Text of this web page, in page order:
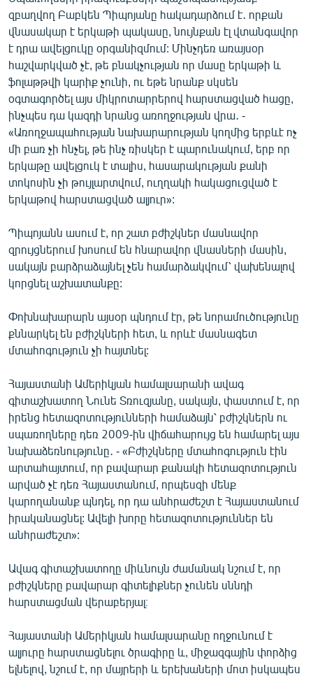
զբաղվող Բաբկեն Պիպոյանը հակադարձում է․ որքան
վնասակար է երկաթի պակասը, նույնքան էլ վտանգավոր
է դրա ավելցուկը օրգանիզմում: Մինչդեռ առայսօր
հաշվարկված չէ, թե բնակչության որ մասը երկաթի և
ֆոլաթթվի կարիք չունի, ու եթե նրանք սկսեն
օգտագործել այս միկրոտարրերով հարստացված հացը,
ինչպես դա կազդի նրանց առողջության վրա․ -
«Առողջապահության նախարարության կողմից երբևէ ոչ
մի բառ չի հնչել, թե ինչ ռիսկեր է պարունակում, երբ որ
երկաթը ավելցուկ է տալիս, հասարակության քանի
տոկոսին չի թույլարտվում, ուղղակի հակացուցված է
երկաթով հարստացված ալյուր»:
Պիպոյանն ասում է, որ շատ բժիշկներ մասնավոր
զրույցներում խոսում են հնարավոր վնասների մասին,
սակայն բարձրաձայնել չեն համարձակվում՝ վախենալով
կորցնել աշխատանքը:
Փոխնախարարն այսօր պնդում էր, թե նորամուծությունը
քննարկել են բժիշկների հետ, և որևէ մասնագետ
մտահոգություն չի հայտնել:
Հայաստանի Ամերիկյան համալսարանի ավագ
գիտաշխատող Նունե Տռուզյանը, սակայն, փաստում է, որ
իրենց հետազոտությունների համաձայն՝ բժիշկներն ու
սպառողները դեռ 2009-ին վիճահարույց են համարել այս
նախաձեռնությունը․ - «Բժիշկները մտահոգություն էին
արտահայտում, որ բավարար քանակի հետազոտություն
արված չէ դեռ Հայաստանում, որպեսզի մենք
կարողանանք պնդել, որ դա անհրաժեշտ է Հայաստանում
իրականացնել: Ավելի խորը հետազոտություններ են
անհրաժեշտ»:
Ավագ գիտաշխատողը միևնույն ժամանակ նշում է, որ
բժիշկները բավարար գիտելիքներ չունեն սննդի
հարստացման վերաբերյալ։
Հայաստանի Ամերիկյան համալսարանը ողջունում է
ալյուրը հարստացնելու ծրագիրը և, միջազգային փորձից
ելնելով, նշում է, որ մայրերի և երեխաների մոտ իսկապես